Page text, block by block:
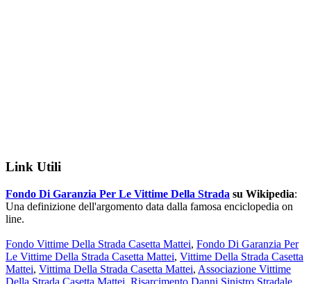
Link Utili
Fondo Di Garanzia Per Le Vittime Della Strada su Wikipedia:
Una definizione dell'argomento data dalla famosa enciclopedia on
line.
Fondo Vittime Della Strada Casetta Mattei, Fondo Di Garanzia Per
Le Vittime Della Strada Casetta Mattei, Vittime Della Strada Casetta
Mattei, Vittima Della Strada Casetta Mattei, Associazione Vittime
Della Strada Casetta Mattei, Risarcimento Danni Sinistro Stradale